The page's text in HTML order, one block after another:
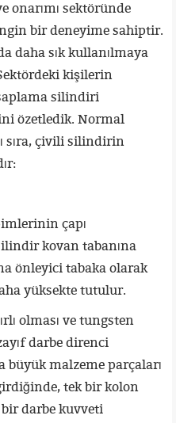
onarımı sektöründe
bir deneyime sahiptir.
daha sık kullanılmaya
kişilerin
saplama silindiri
özetledik. Normal
sıra, çivili silindirin
çapı
kovan tabanına
önleyici tabaka olarak
yüksekte tutulur.
olması ve tungsten
darbe direnci
malzeme parçaları
tek bir kolon
darbe kuvveti